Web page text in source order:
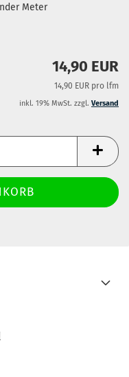
Meter
14,90 EUR
14,90 EUR pro lfm
inkl. 19% MwSt. zzgl. Versand